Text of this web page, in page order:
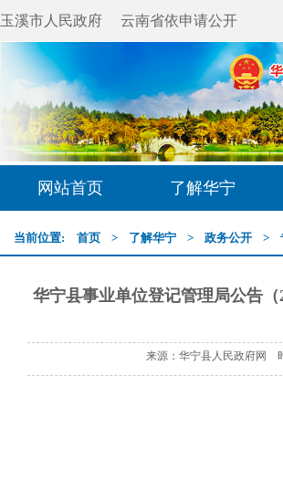
玉溪市人民政府 云南省依申请公开
网站首页 了解华宁
当前位置: 首页 > 了解华宁 > 政务公开 >
华宁县事业单位登记管理局公告
来源：华宁县人民政府网